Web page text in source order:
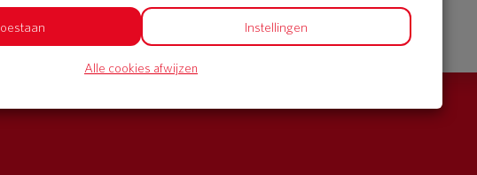
Instellingen
Alle cookies afwijzen